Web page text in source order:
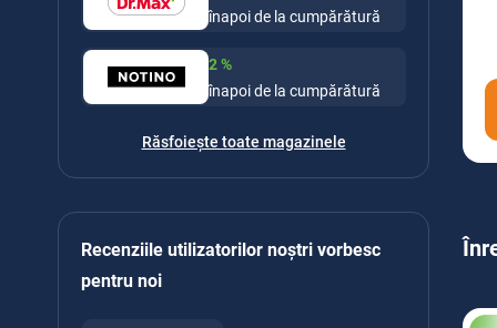
înapoi de la cumpărătură
2%
înapoi de la cumpărătură
Răsfoiește toate magazinele
Recenziile utilizatorilor noștri vorbesc
pentru noi